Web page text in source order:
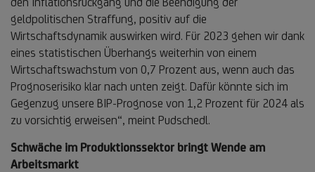
geldpolitischen Straffung, positiv auf die
Wirtschaftsdynamik auswirken wird. Für 2023 gehen wir dank
eines statistischen Überhangs weiterhin von einem
Wirtschaftswachstum von 0,7 Prozent aus, wenn auch das
Prognoserisiko klar nach unten zeigt. Dafür könnte sich im
Gegenzug unsere BIP-Prognose von 1,2 Prozent für 2024 als
zu vorsichtig erweisen“, meint Pudschedl.
Schwäche im Produktionssektor bringt Wende am
Arbeitsmarkt